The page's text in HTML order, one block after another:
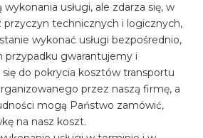
wykonania usługi, ale zdarza się, w
przyczyn technicznych i logicznych,
wykonać usługi bezpośrednio,
przypadku gwarantujemy i
do pokrycia kosztów transportu
przez naszą firmę, a
mogą Państwo zamówić,
na nasz koszt.